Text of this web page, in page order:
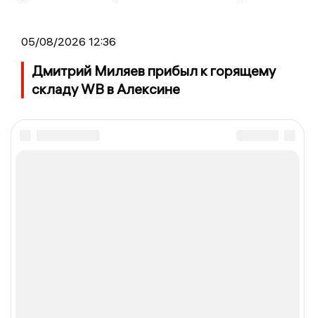
05/08/2026 12:36
Дмитрий Миляев прибыл к горящему
складу WB в Алексине